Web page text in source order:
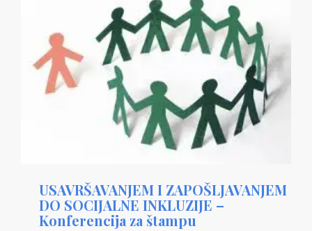
USAVRŠAVANJEM I ZAPOŠLJAVANJEM
DO SOCIJALNE INKLUZIJE –
Konferencija za štampu